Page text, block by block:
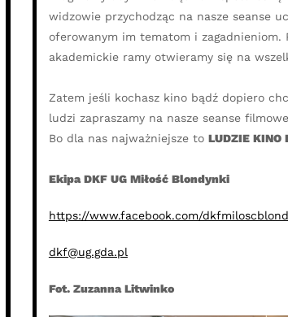
widzowie przychodząc na nasze seanse
oferowanym im tematom i zagadnieniom.
akademickie ramy otwieramy się na
Zatem jeśli kochasz kino bądź dopiero
ludzi zapraszamy na nasze seanse
Bo dla nas najważniejsze to LUDZIE KINO
Ekipa DKF UG Miłość Blondynki
https://www.facebook.com/
dkf@ug.gda.pl
Fot. Zuzanna Litwinko